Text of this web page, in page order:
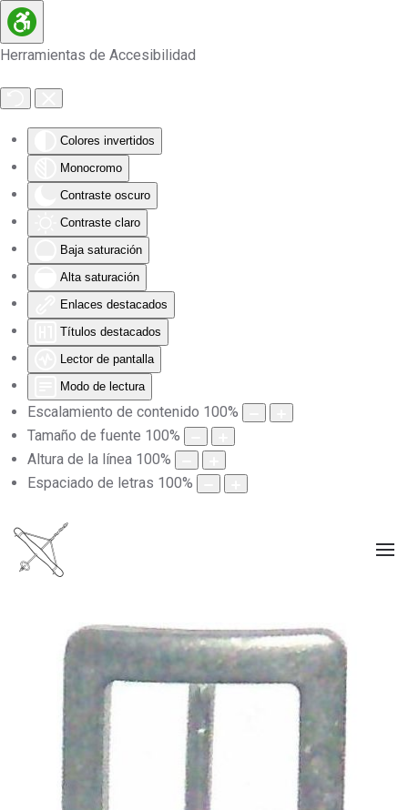
Herramientas de Accesibilidad
Colores invertidos
Monocromo
Contraste oscuro
Contraste claro
Baja saturación
Alta saturación
Enlaces destacados
Títulos destacados
Lector de pantalla
Modo de lectura
Escalamiento de contenido 100%
Tamaño de fuente 100%
Altura de la línea 100%
Espaciado de letras 100%
Skip to main content